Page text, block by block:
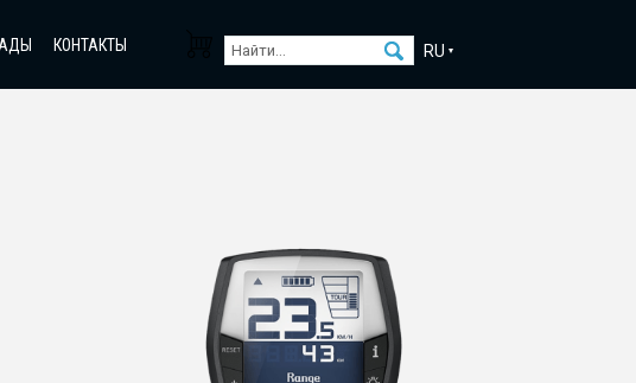
КОНТАКТЫ RU